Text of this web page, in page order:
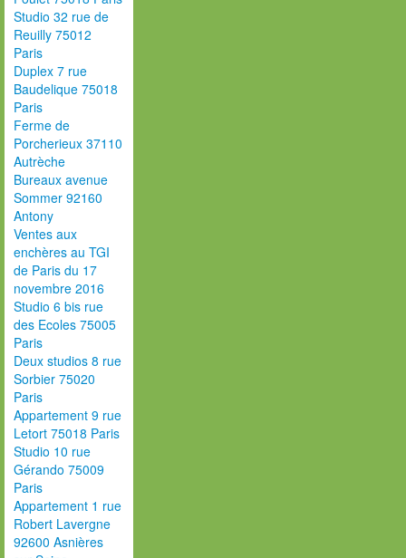
Studio 32 rue de
Reuilly 75012
Paris
Duplex 7 rue
Baudelique 75018
Paris
Ferme de
Porcherieux 37110
Autrèche
Bureaux avenue
Sommer 92160
Antony
Ventes aux
enchères au TGI
de Paris du 17
novembre 2016
Studio 6 bis rue
des Ecoles 75005
Paris
Deux studios 8 rue
Sorbier 75020
Paris
Appartement 9 rue
Letort 75018 Paris
Studio 10 rue
Gérando 75009
Paris
Appartement 1 rue
Robert Lavergne
92600 Asnières